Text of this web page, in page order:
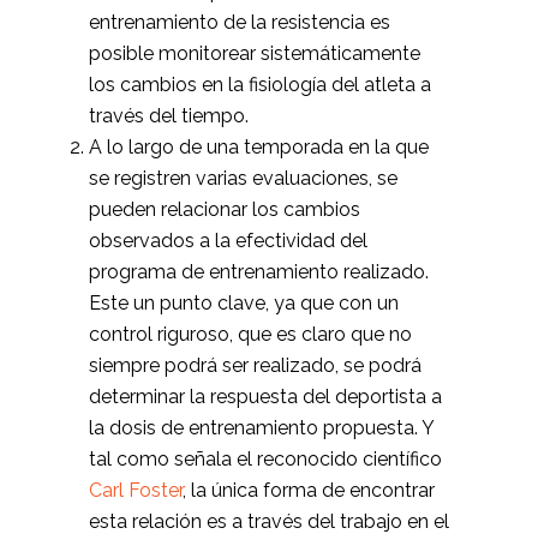
entrenamiento de la resistencia es
posible monitorear sistemáticamente
los cambios en la fisiología del atleta a
través del tiempo.
A lo largo de una temporada en la que
se registren varias evaluaciones, se
pueden relacionar los cambios
observados a la efectividad del
programa de entrenamiento realizado.
Este un punto clave, ya que con un
control riguroso, que es claro que no
siempre podrá ser realizado, se podrá
determinar la respuesta del deportista a
la dosis de entrenamiento propuesta. Y
tal como señala el reconocido científico
Carl Foster, la única forma de encontrar
esta relación es a través del trabajo en el